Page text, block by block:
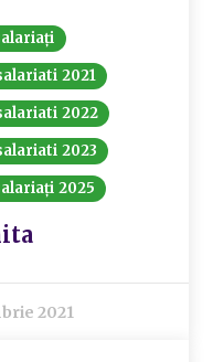
2021
2022
2023
2025
2021